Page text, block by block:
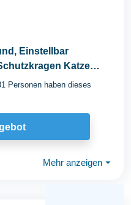
Einstellbar
Katze
Personen haben dieses
Mehr anzeigen ⏷